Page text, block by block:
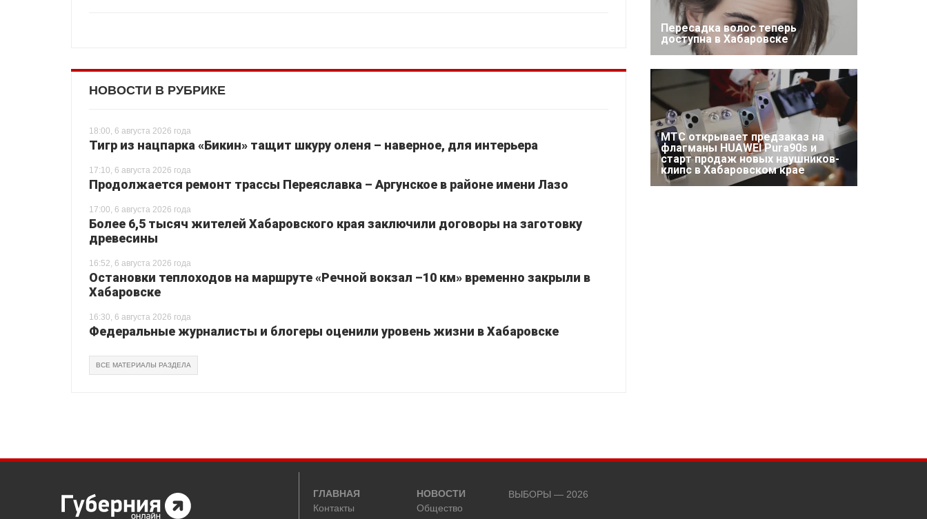
НОВОСТИ В РУБРИКЕ
18:00, 6 августа 2026 года
Тигр из нацпарка «Бикин» тащит шкуру оленя – наверное, для интерьера
17:10, 6 августа 2026 года
Продолжается ремонт трассы Переяславка – Аргунское в районе имени Лазо
17:00, 6 августа 2026 года
Более 6,5 тысяч жителей Хабаровского края заключили договоры на заготовку
древесины
16:52, 6 августа 2026 года
Остановки теплоходов на маршруте «Речной вокзал –10 км» временно закрыли в
Хабаровске
16:30, 6 августа 2026 года
Федеральные журналисты и блогеры оценили уровень жизни в Хабаровске
ВСЕ МАТЕРИАЛЫ РАЗДЕЛА
Пересадка волос теперь
доступна в Хабаровске
МТС открывает предзаказ на
флагманы HUAWEI Pura90s и
старт продаж новых наушников-
клипс в Хабаровском крае
ГЛАВНАЯ
Контакты
НОВОСТИ
Общество
ВЫБОРЫ — 2026